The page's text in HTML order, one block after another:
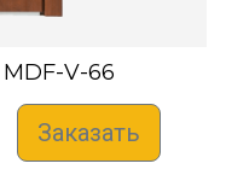
MDF-V-66
Заказать